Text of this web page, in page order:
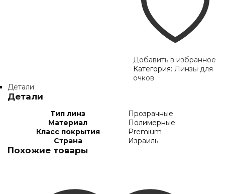
Добавить в избранное
Категория: Линзы для
очков
Детали
Детали
Тип линз
Прозрачные
Материал
Полимерные
Класс покрытия
Premium
Страна
Израиль
Похожие товары